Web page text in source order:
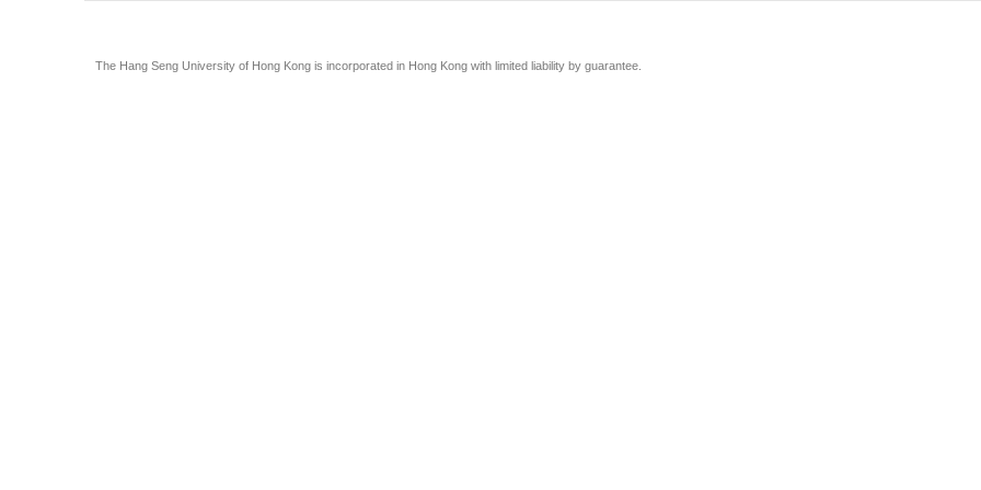
The Hang Seng University of Hong Kong is incorporated in Hong Kong with limited liability by guarantee.